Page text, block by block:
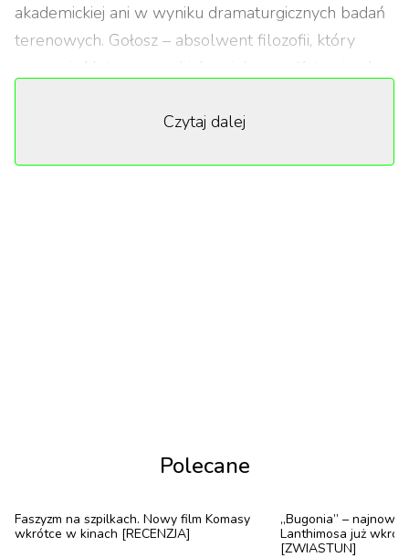
akademickiej ani w wyniku dramaturgicznych badań
terenowych. Gołosz – absolwent filozofii, który
przez pięć lat pracował jako piekarz w Katowicach,
przez sitko zawodowej porażki i wycisnął tekst, który
humorystycznej otoczki, jest w spektaklu
aktualnie wielu ludzi”mówi Ewelina
Pankowska.
Czytaj dalej
Polecane
Faszyzm na szpilkach. Nowy film Komasy
wkrótce w kinach [RECENZJA]
„Bugonia” –
Lanthimosa już
[ZWIASTUN]